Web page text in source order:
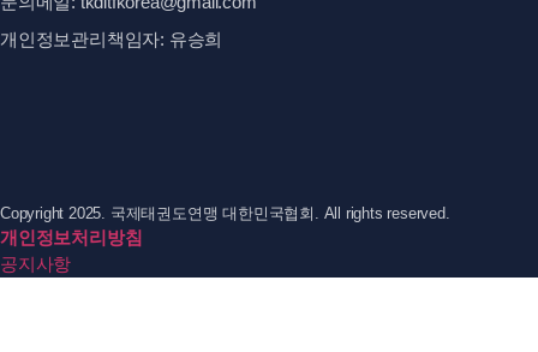
개인정보관리책임자: 유승희
Copyright 2025. 국제태권도연맹 대한민국협회. All rights reserved.
개인정보처리방침
공지사항